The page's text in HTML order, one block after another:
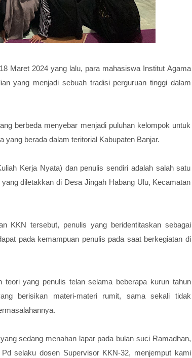
Maret 2024 yang lalu, para mahasiswa Institut Agama
yang menjadi sebuah tradisi perguruan tinggi dalam
berbeda menyebar menjadi puluhan kelompok untuk
berada dalam teritorial Kabupaten Banjar.
Kerja Nyata) dan penulis sendiri adalah salah satu
diletakkan di Desa Jingah Habang Ulu, Kecamatan
KKN tersebut, penulis yang beridentitaskan sebagai
pada kemampuan penulis pada saat berkegiatan di
yang penulis telan selama beberapa kurun tahun
berisikan materi-materi rumit, sama sekali tidak
sedang menahan lapar pada bulan suci Ramadhan,
selaku dosen Supervisor KKN-32, menjemput kami